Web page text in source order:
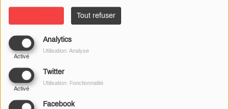
Tout refuser
Analytics
Activé
Utilisation: Analyse
Twitter
Activé
Utilisation: Fonctionnalité
Facebook